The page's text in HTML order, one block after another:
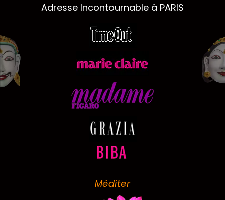
Adresse Incontournable à PARIS
Méditer